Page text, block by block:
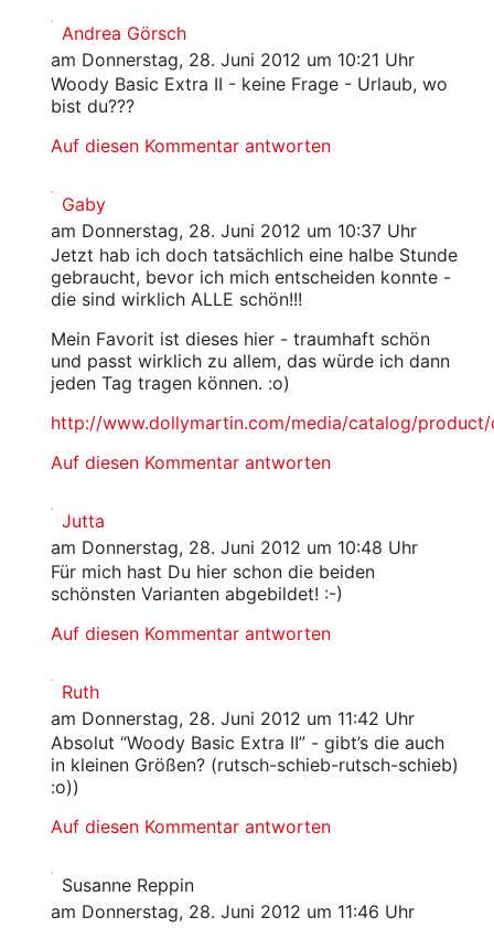
Andrea Görsch
am Donnerstag, 28. Juni 2012 um 10:21 Uhr
Woody Basic Extra II - keine Frage - Urlaub, wo
bist du???
Auf diesen Kommentar antworten
Gaby
am Donnerstag, 28. Juni 2012 um 10:37 Uhr
Jetzt hab ich doch tatsächlich eine halbe Stunde
gebraucht, bevor ich mich entscheiden konnte -
die sind wirklich ALLE schön!!!
Mein Favorit ist dieses hier - traumhaft schön
und passt wirklich zu allem, das würde ich dann
jeden Tag tragen können. :o)
http://www.dollymartin.com/media/catalog/product/
Auf diesen Kommentar antworten
Jutta
am Donnerstag, 28. Juni 2012 um 10:48 Uhr
Für mich hast Du hier schon die beiden
schönsten Varianten abgebildet! :-)
Auf diesen Kommentar antworten
Ruth
am Donnerstag, 28. Juni 2012 um 11:42 Uhr
Absolut “Woody Basic Extra II” - gibt’s die auch
in kleinen Größen? (rutsch-schieb-rutsch-schieb)
:o))
Auf diesen Kommentar antworten
Susanne Reppin
am Donnerstag, 28. Juni 2012 um 11:46 Uhr